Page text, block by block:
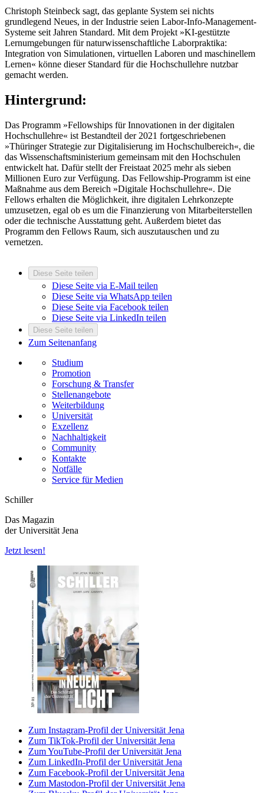
Christoph Steinbeck sagt, das geplante System sei nichts
grundlegend Neues, in der Industrie seien Labor-Info-Management-
Systeme seit Jahren Standard. Mit dem Projekt »KI-gestützte
Lernumgebungen für naturwissenschaftliche Laborpraktika:
Integration von Simulationen, virtuellen Laboren und maschinellem
Lernen« könne dieser Standard für die Hochschullehre nutzbar
gemacht werden.
Hintergrund:
Das Programm »Fellowships für Innovationen in der digitalen
Hochschullehre« ist Bestandteil der 2021 fortgeschriebenen
»Thüringer Strategie zur Digitalisierung im Hochschulbereich«, die
das Wissenschaftsministerium gemeinsam mit den Hochschulen
entwickelt hat. Dafür stellt der Freistaat 2025 mehr als sieben
Millionen Euro zur Verfügung. Das Fellowship-Programm ist eine
Maßnahme aus dem Bereich »Digitale Hochschullehre«. Die
Fellows erhalten die Möglichkeit, ihre digitalen Lehrkonzepte
umzusetzen, egal ob es um die Finanzierung von Mitarbeiterstellen
oder die technische Ausstattung geht. Außerdem bietet das
Programm den Fellows Raum, sich auszutauschen und zu
vernetzen.
Diese Seite teilen
Diese Seite via E-Mail teilen
Diese Seite via WhatsApp teilen
Diese Seite via Facebook teilen
Diese Seite via LinkedIn teilen
Diese Seite teilen
Zum Seitenanfang
Studium
Promotion
Forschung & Transfer
Stellenangebote
Weiterbildung
Universität
Exzellenz
Nachhaltigkeit
Community
Kontakte
Notfälle
Service für Medien
Schiller
Das Magazin
der Universität Jena
Jetzt lesen!
Zum Instagram-Profil der Universität Jena
Zum TikTok-Profil der Universität Jena
Zum YouTube-Profil der Universität Jena
Zum LinkedIn-Profil der Universität Jena
Zum Facebook-Profil der Universität Jena
Zum Mastodon-Profil der Universität Jena